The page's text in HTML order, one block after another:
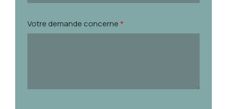
Votre demande concerne *